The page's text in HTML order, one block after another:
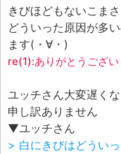
ご購入履歴
ご登録情報
ご紹介(アフェリエイ
お問い合わせフォーム
きびほどもないこま
どういった原因が多
ます(・∀・)
re(1):ありがとうござ
ユッチさん大変遅く
申し訳ありません
▼ユッチさん
> 白にきびはどうい